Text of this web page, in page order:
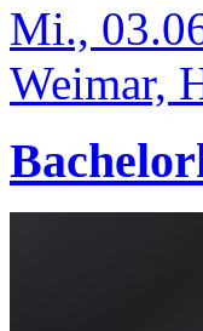
Mi.,
Weimar,